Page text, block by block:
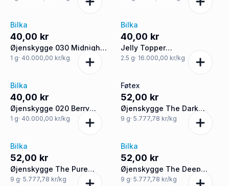
Bilka
40,00 kr
Øjenskygge 030 Midnight
Wave
1 g· 40.000,00 kr/kg
Bilka
40,00 kr
Jelly Topper
øjenskyggestift 020
2.5 g· 16.000,00 kr/kg
Bilka
40,00 kr
Øjenskygge 020 Berry
Blaze
1 g· 40.000,00 kr/kg
Føtex
52,00 kr
Øjenskygge The Dark
Cocoa
9 g· 5.777,78 kr/kg
Bilka
52,00 kr
Øjenskygge The Pure
Nude
9 g· 5.777,78 kr/kg
Bilka
52,00 kr
Øjenskygge The Deep
Velvet
9 g· 5.777,78 kr/kg